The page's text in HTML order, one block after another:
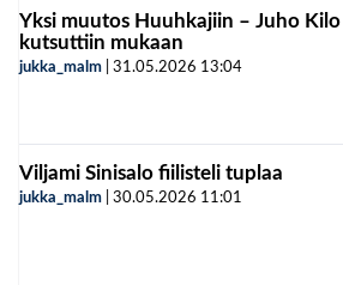
Yksi muutos Huuhkajiin – Juho Kilo
kutsuttiin mukaan
jukka_malm 31.05.2026 13:04
Viljami Sinisalo fiilisteli tuplaa
jukka_malm 30.05.2026 11:01